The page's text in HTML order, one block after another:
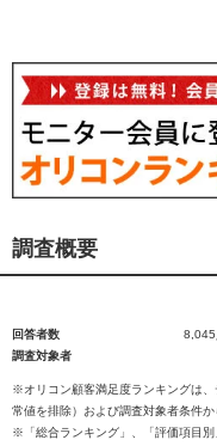
調査概要
回答者数
8,045
調査対象者
※オリコン顧客満足度ランキングは
常値を排除）および調査対象者条件
※「総合ランキング」、「評価項目